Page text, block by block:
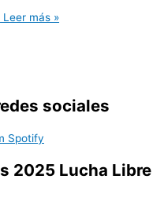
Leer más »
sociales
Spotify
2025 Lucha Libre